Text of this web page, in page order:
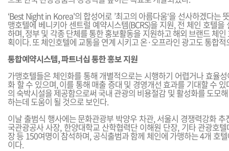
‘Best Night in Korea'의 합성어로 ’최고의 아름다움‘을 선사하겠다는
맹호텔에 베니키아 센트럴 예약시스템(BCRS)을 지원, 전 체인 호텔
하며, 정부 및 각종 단체를 통한 홍보활동을 지원하고 해외 브랜드 체
획이다. 또 체인호텔에 교통을 연계 시키고 온·오프라인 광고도 통합
통합예약시스템, 파트너십 통한 홍보 지원
가맹호텔들은 체인화를 통해 개별적으로는 시행하기 어렵거나 효율
화 할 수 있으며, 이를 통해 매출 증대 및 경영개선 효과를 기대할 수
의 숙박시설을 제공함으로써 국내 관광의 비용절감 및 활성화를 도모
하는데 도움이 될 것으로 보인다.
이날 출범식 행사에는 문화관광부 박양우 차관, 서울시 경쟁력강화
국관광공사 사장, 한양대학교 산학협력단 이해원 단장, 기타 관광호
장 등 150여명이 참석하며, 공식출범과 함께 체인에 가맹하는 4개 호
이다.